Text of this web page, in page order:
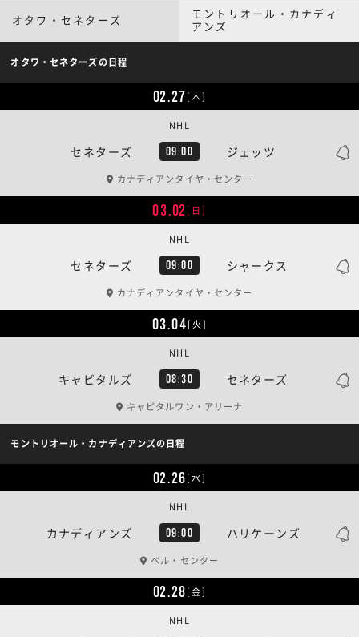
オタワ・セネターズ
モントリオール・カナディ
アンズ
オタワ・セネターズの日程
02.27[木]
セネターズ 09:00 ジェッツ
NHL
カナディアンタイヤ・センター
03.02[日]
セネターズ 09:00 シャークス
NHL
カナディアンタイヤ・センター
03.04[火]
キャピタルズ 08:30 セネターズ
NHL
キャピタルワン・アリーナ
モントリオール・カナディアンズの日程
02.26[水]
カナディアンズ 09:00 ハリケーンズ
NHL
ベル・センター
02.28[金]
NHL